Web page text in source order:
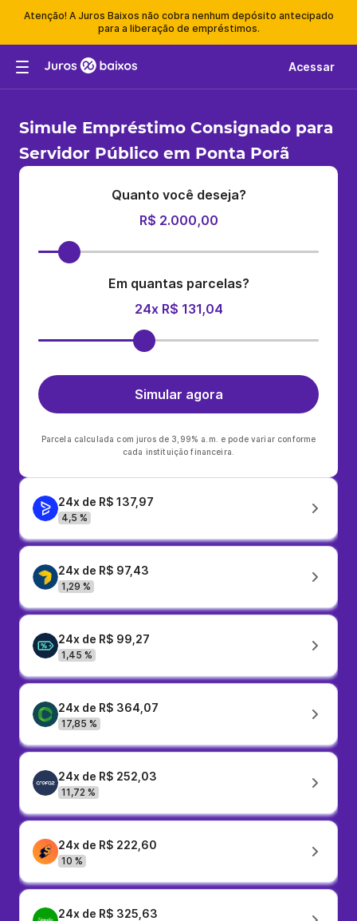
Atenção! A Juros Baixos não cobra nenhum depósito antecipado
para a liberação de empréstimos.
Acessar
Simule Empréstimo Consignado para
Servidor Público em Ponta Porã
Quanto você deseja?
R$ 2.000,00
Em quantas parcelas?
24x R$ 131,04
Simular agora
Parcela calculada com juros de 3,99% a.m. e pode variar conforme
cada instituição financeira.
24x de R$ 137,97
4,5 %
24x de R$ 97,43
1,29 %
24x de R$ 99,27
1,45 %
24x de R$ 364,07
17,85 %
24x de R$ 252,03
11,72 %
24x de R$ 222,60
10 %
24x de R$ 325,63